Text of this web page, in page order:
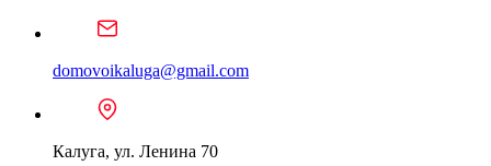
domovoikaluga@gmail.com
Калуга, ул. Ленина 70